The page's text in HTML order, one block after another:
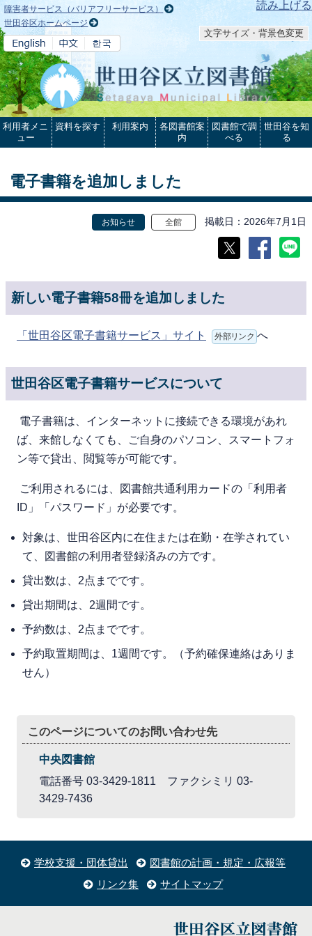
本文へ 読み上げる
障害者サービス（バリアフリーサービス）
世田谷区ホームページ
文字サイズ・背景色変更
利用者メニ
ュー
資料を探す 利用案内
各図書館案
内
図書館で調
べる
世田谷を知
る
電子書籍を追加しました
お知らせ 全館 掲載日 2026年7月1日
新しい電子書籍58冊を追加しました
「世田谷区電子書籍サービス」サイト 外部リンク へ
世田谷区電子書籍サービスについて
電⼦書籍は、インターネットに接続できる環境があれ
ば、来館しなくても、ご⾃⾝のパソコン、スマートフォ
ン等で貸出、閲覧等が可能です。
ご利⽤されるには、図書館共通利用カードの「利用者
ID」「パスワード」が必要です。
対象は、世⽥⾕区内に在住または在勤・在学されてい
て、図書館の利⽤者登録済みの⽅です。
貸出数は、2点までです。
貸出期間は、2週間です。
予約数は、2点までです。
予約取置期間は、1週間です。（予約確保連絡はありま
せん）
このページについてのお問い合わせ先
中央図書館
電話番号 03-3429-1811 ファクシミリ 03-
3429-7436
学校支援・団体貸出
図書館の計画・規定・広報等
リンク集
サイトマップ